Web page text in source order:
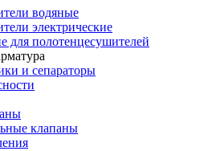
водяные
электрические
для полотенцесушителей
и сепараторы
клапаны